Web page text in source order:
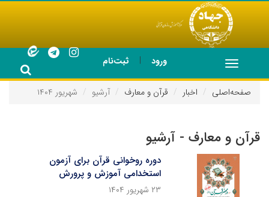
ورود | ثبت‌نام
Toggle
navigation
صفحه‌اصلی
اخبار قرآن و معارف آرشیو شهریور ۱۴۰۴
قرآن و معارف - آرشیو
دوره روخوانی قرآن برای آزمون
استخدامی آموزش و پرورش
۲۳ شهریور ۱۴۰۴